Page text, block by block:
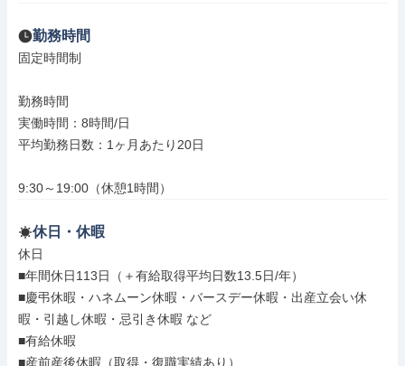
勤務時間
固定時間制
勤務時間
実働時間：8時間/日
平均勤務日数：1ヶ月あたり20日
9:30～19:00（休憩1時間）
休日・休暇
休日
■年間休日113日（＋有給取得平均日数13.5日/年）
■慶弔休暇・ハネムーン休暇・バースデー休暇・出産立会い休
暇・引越し休暇・忌引き休暇 など
■有給休暇
■産前産後休暇（取得・復職実績あり）